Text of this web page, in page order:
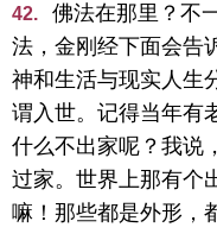
42.
佛法在那里？不
法，金刚经下面会告
神和生活与现实人生
谓入世。记得当年有
什么不出家呢？我说
过家。世界上那有个
嘛！那些都是外形，